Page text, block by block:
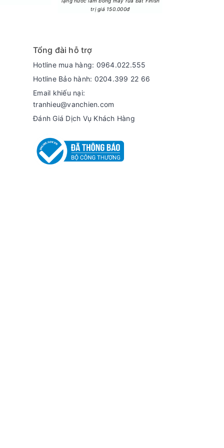
khi xem phim hoặc nội dung có nhiều cảnh
hình ảnh được hiển thị mượt và liền
trị giá 150.000đ
Tổng đài hỗ trợ
Hotline mua hàng: 0964.022.555
Hotline Bảo hành: 0204.399 22 66
Email khiếu nại:
tranhieu@vanchien.com
Đánh Giá Dịch Vụ Khách Hàng